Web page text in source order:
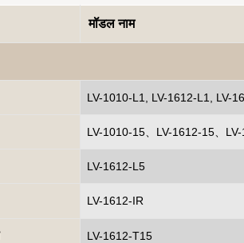
मॉडल नाम
LV-1010-L1, LV-1612-L1, LV-
LV-1010-15、LV-1612-15、
LV-1612-L5
LV-1612-IR
LV-1612-T15